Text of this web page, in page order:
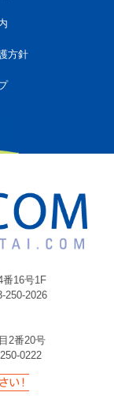
方針
番16号1F
250-2026
2番20号
0222